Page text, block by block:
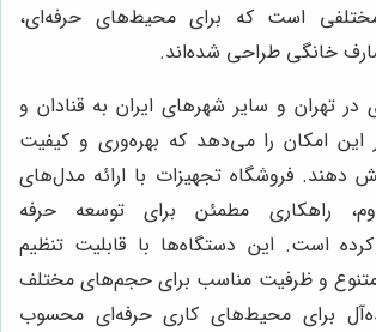
است که برای محیط‌های حرفه‌ای،
خانگی طراحی شده‌اند.
تهران و سایر شهرهای ایران به قنادان و
امکان را می‌دهد که بهره‌وری و کیفیت
دهند. فروشگاه تجهیزات با ارائه مدل‌های
راهکاری مطمئن برای توسعه حرفه
کرده است. این دستگاه‌ها با قابلیت تنظیم
و ظرفیت مناسب برای حجم‌های مختلف
برای محیط‌های کاری حرفه‌ای محسوب